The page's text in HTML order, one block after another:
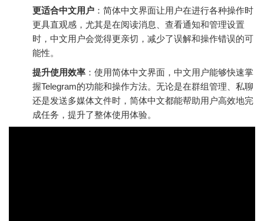
更适合中文用户 ：简体中文界面让用户在进行各种操作时
更具直观感，尤其是在阅读消息、查看通知和管理设置
时，中文用户会觉得更亲切，减少了误解和操作错误的可
能性。
提升使用效率 ：使用简体中文界面，中文用户能够快速掌
握Telegram的功能和操作方法。无论是在群组管理、私聊
还是发送多媒体文件时，简体中文都能帮助用户高效地完
成任务，提升了整体使用体验。